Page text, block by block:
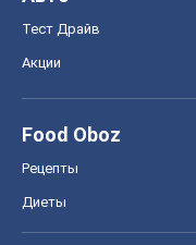
Тест Драйв
Акции
Food Oboz
Рецепты
Диеты